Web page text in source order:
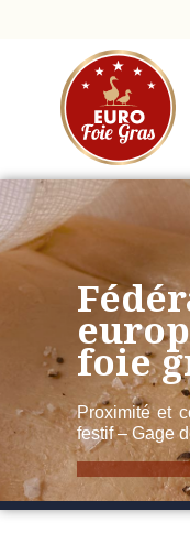
foie
Proximité et
festif – Gage